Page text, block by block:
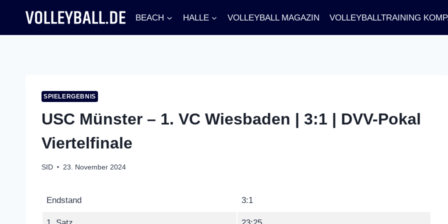
springen
BEACH HALLE VOLLEYBALL MAGAZIN VOLLEYBALLTRAINING
SPIELERGEBNIS
USC Münster – 1. VC Wiesbaden | 3:1 | DVV-Pokal
Viertelfinale
SID 23. November 2024
Endstand 3:1